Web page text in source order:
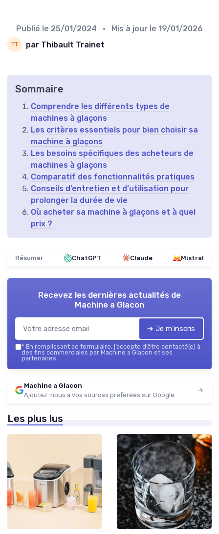
Publié le 25/01/2024 • Mis à jour le 19/01/2026
par Thibault Trainet
Sommaire
Comprendre les différents types de
machines à glaçons
Les critères essentiels pour bien choisir sa
machine à glaçons
Les besoins spécifiques des acheteurs de
machines à glaçons
Comparatif des fonctionnalités pratiques
Conseils d’entretien et d’utilisation pour
prolonger la durée de vie
Où acheter sa machine à glaçons et à quel
prix ?
Résumer ChatGPT Claude Mistral
Recevez les dernières actualités de
Machine a Glacon
➔ Je m'inscris
* En remplissant ce formulaire, j’accepte d’être contacté(e) à
des fins commerciales par Machine a Glacon et ses
partenaires.
Machine a Glacon
Ajoutez-nous à vos sources préférées sur Google
Les plus lus